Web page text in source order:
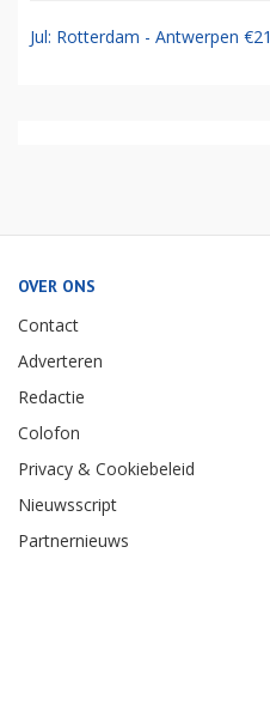
Jul: Rotterdam - Antwerpen €21
OVER ONS
Contact
Adverteren
Redactie
Colofon
Privacy & Cookiebeleid
Nieuwsscript
Partnernieuws